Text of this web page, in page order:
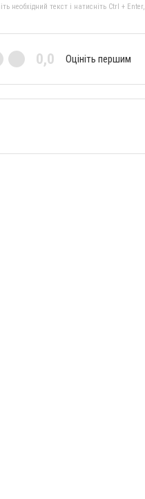
необхідний текст і натисніть Ctrl +
0,0 Оцініть першим